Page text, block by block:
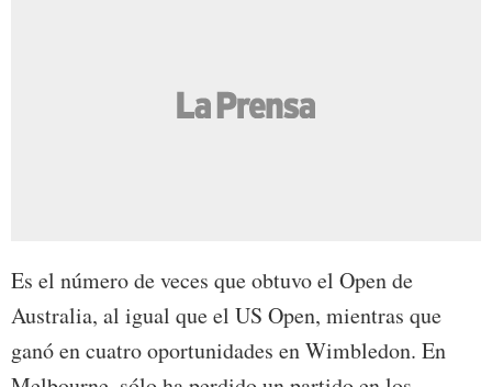
Es el número de veces que obtuvo el Open de
Australia, al igual que el US Open, mientras que
ganó en cuatro oportunidades en Wimbledon. En